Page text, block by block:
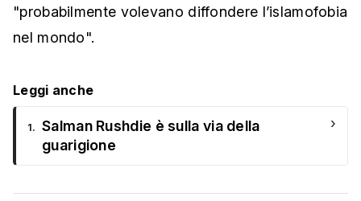
"probabilmente volevano diffondere l’islamofobia
nel mondo".
Leggi anche
1. Salman Rushdie è sulla via della
guarigione
›